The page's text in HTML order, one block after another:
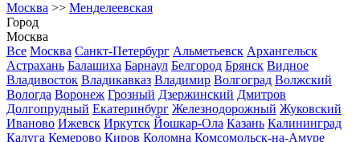
Москва >> Менделеевская
Город
Москва
Все Москва Санкт-Петербург Альметьевск Архангельск
Астрахань Балашиха Барнаул Белгород Брянск Видное
Владивосток Владикавказ Владимир Волгоград Волжский
Вологда Воронеж Грозный Дзержинский Дмитров
Долгопрудный Екатеринбург Железнодорожный Жуковский
Иваново Ижевск Иркутск Йошкар-Ола Казань Калининград
Калуга Кемерово Киров Коломна Комсомольск-на-Амуре